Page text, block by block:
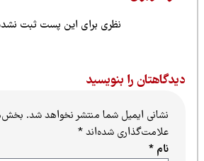
نظری برای این پست ثبت نشده
را بنویسید
نشانی ایمیل شما منتشر نخواهد شد.بخش‌های
علامت‌گذاری شده‌اند*